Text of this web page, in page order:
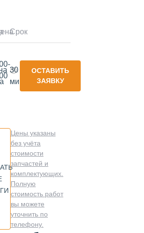
Срок
30
минут
ОСТАВИТЬ
ЗАЯВКУ
Цены указаны
без учёта
стоимости
запчастей и
комплектующих.
Полную
стоимость работ
вы можете
уточнить по
телефону.